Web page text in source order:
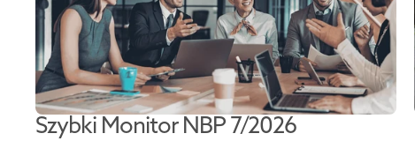
Szybki Monitor NBP 7/2026